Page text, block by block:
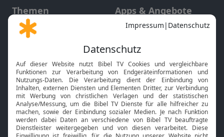
Themen
Gott und Bibel erklärt
Neuigkeiten
Apps & Angebote
Mobile App
Smart TV
HbbTV
Bibelthek Online-Bibel
Nächster Gottesdienst